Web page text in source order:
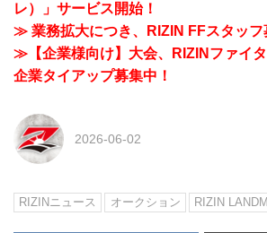
レ）」サービス開始！
≫ 業務拡大につき、RIZIN FFスタッフ
≫【企業様向け】大会、RIZINファイ
企業タイアップ募集中！
2026-06-02
RIZINニュース オークション RIZIN